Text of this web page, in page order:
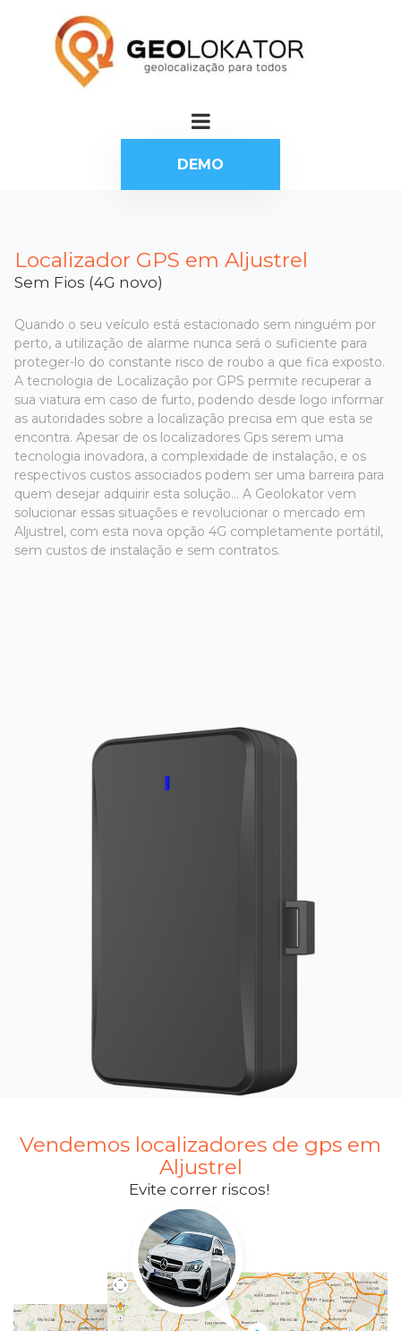
DEMO
Localizador GPS em Aljustrel
Sem Fios (4G novo)
Quando o seu veículo está estacionado sem ninguém por
perto, a utilização de alarme nunca será o suficiente para
proteger-lo do constante risco de roubo a que fica exposto.
A tecnologia de Localização por GPS permite recuperar a
sua viatura em caso de furto, podendo desde logo informar
as autoridades sobre a localização precisa em que esta se
encontra. Apesar de os localizadores Gps serem uma
tecnologia inovadora, a complexidade de instalação, e os
respectivos custos associados podem ser uma barreira para
quem desejar adquirir esta solução... A Geolokator vem
solucionar essas situações e revolucionar o mercado em
Aljustrel, com esta nova opção 4G completamente portátil,
sem custos de instalação e sem contratos.
Vendemos localizadores de gps em
Aljustrel
Evite correr riscos!